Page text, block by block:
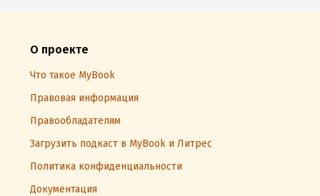
О проекте
Что такое MyBook
Правовая информация
Правообладателям
Загрузить подкаст в MyBook и Литрес
Политика конфиденциальности
Документация